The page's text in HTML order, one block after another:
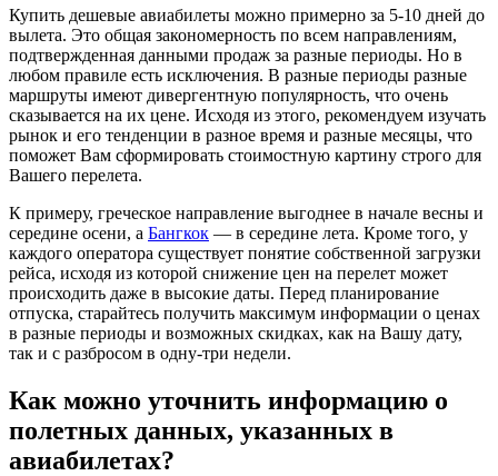
Купить дешевые авиабилеты можно примерно за 5-10 дней до
вылета. Это общая закономерность по всем направлениям,
подтвержденная данными продаж за разные периоды. Но в
любом правиле есть исключения. В разные периоды разные
маршруты имеют дивергентную популярность, что очень
сказывается на их цене. Исходя из этого, рекомендуем изучать
рынок и его тенденции в разное время и разные месяцы, что
поможет Вам сформировать стоимостную картину строго для
Вашего перелета.
К примеру, греческое направление выгоднее в начале весны и
середине осени, а Бангкок — в середине лета. Кроме того, у
каждого оператора существует понятие собственной загрузки
рейса, исходя из которой снижение цен на перелет может
происходить даже в высокие даты. Перед планирование
отпуска, старайтесь получить максимум информации о ценах
в разные периоды и возможных скидках, как на Вашу дату,
так и с разбросом в одну-три недели.
Как можно уточнить информацию о
полетных данных, указанных в
авиабилетах?